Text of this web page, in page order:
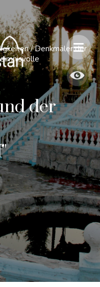
/ Denkmäler der
der